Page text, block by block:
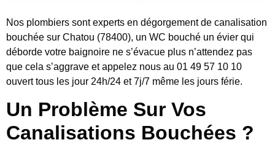
Nos plombiers sont experts en dégorgement de canalisation
bouchée sur Chatou (78400), un WC bouché un évier qui
déborde votre baignoire ne s’évacue plus n’attendez pas
que cela s’aggrave et appelez nous au 01 49 57 10 10
ouvert tous les jour 24h/24 et 7j/7 même les jours férie.
Un Problème Sur Vos
Canalisations Bouchées ?